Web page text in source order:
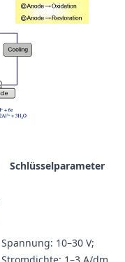
Schlüsselparameter
Spannung: 10–30 V;